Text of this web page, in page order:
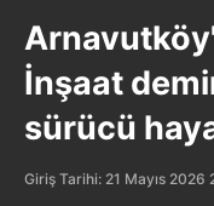
İnşaat
sürücü
Giriş Tarihi: 21 Mayıs 2026